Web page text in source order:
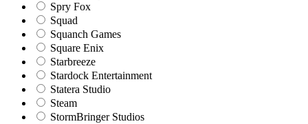
Spry Fox
Squad
Squanch Games
Square Enix
Starbreeze
Stardock Entertainment
Statera Studio
Steam
StormBringer Studios